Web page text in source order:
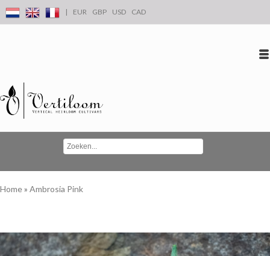
| EUR GBP USD CAD
Home» Ambrosia Pink